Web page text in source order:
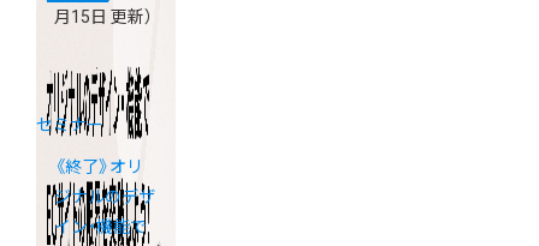
月15日 更新）
セミナー
《終了》オリ
ジナルのデザ
イン・機能で